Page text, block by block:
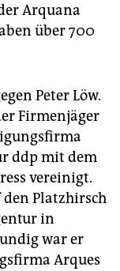
Arquana
über 700
Peter Löw.
Firmenjäger
ddp mit dem
vereinigt.
Platzhirsch
in
war er
Arques